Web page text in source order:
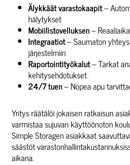
Älykkäät varastokaapit–
hälytykset
Mobiilistovelluksen–
Integraatiot– Saumaton
järjestelmiin
Raportointityökalut– Tarkat
kehitysehdotukset
24/7 tuen– Nopea apu
Yritys räätälöi jokaisen ratkaisun
varmistaa sujuvan käyttöönoton
Simple Storagen asiakkaat
säästöt
aikana.